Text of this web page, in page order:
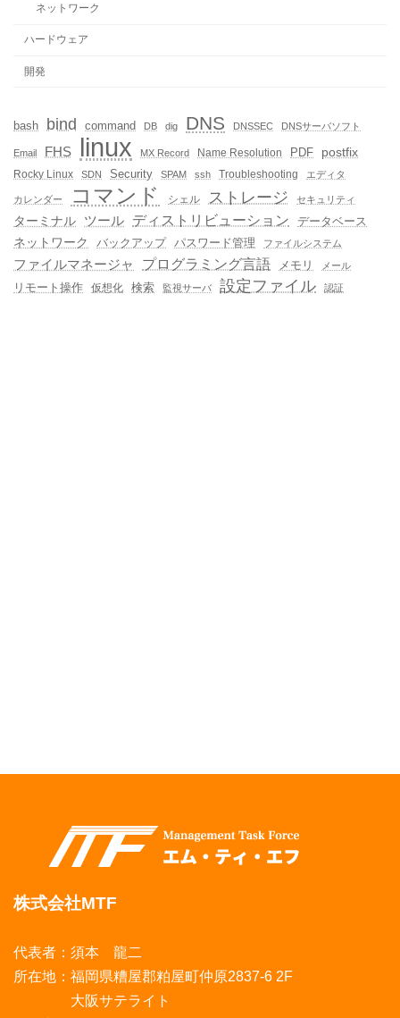
ネットワーク
ハードウェア
開発
bash bind command DB dig DNS DNSSEC DNSサーバソフト
Email FHS linux MX Record Name Resolution PDF postfix
Rocky Linux SDN Security SPAM ssh Troubleshooting エディタ
カレンダー コマンド シェル ストレージ セキュリティ
ターミナル ツール ディストリビューション データベース
ネットワーク バックアップ パスワード管理 ファイルシステム
ファイルマネージャ プログラミング言語 メモリ メール
リモート操作 仮想化 検索 監視サーバ 設定ファイル 認証
株式会社MTF
代表者：須本 龍二
所在地：福岡県糟屋郡粕屋町仲原2837-6 2F
大阪サテライト